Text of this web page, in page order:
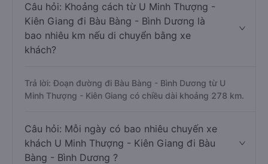
Câu hỏi: Khoảng cách từ U Minh Thượng -
Kiên Giang đi Bàu Bàng - Bình Dương là
bao nhiêu km nếu di chuyển bằng xe
khách?
Trả lời: Đoạn đường đi Bàu Bàng - Bình Dương từ U
Minh Thượng - Kiên Giang có chiều dài khoảng 278 km.
Câu hỏi: Mỗi ngày có bao nhiêu chuyến xe
khách U Minh Thượng - Kiên Giang đi Bàu
Bàng - Bình Dương ?